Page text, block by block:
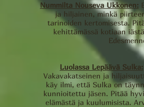
Nummilta Nouseva Ukkonen:
ja hiljainen, minkä
tarinoiden kertomisesta.
kehittämässä kotiaan
Luolassa Lepäävä Sulka:
Vakavakatseinen ja
käy ilmi, että Sulka on
kunnioitettu jäsen. Pitää
elämästä ja kuulumisista.